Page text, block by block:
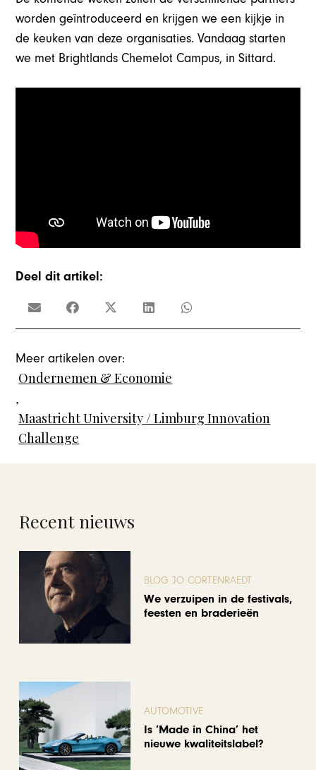
worden geïntroduceerd en krijgen we een kijkje in
de keuken van deze organisaties. Vandaag starten
we met Brightlands Chemelot Campus, in Sittard.
Deel dit artikel:
Meer artikelen over:
Ondernemen & Economie
,
Maastricht University / Limburg Innovation
Challenge
Recent nieuws
BLOG JO CORTENRAEDT
We verzuipen in de festivals,
feesten en braderieën
AUTOMOTIVE
Is ‘Made in China’ het
nieuwe kwaliteitslabel?